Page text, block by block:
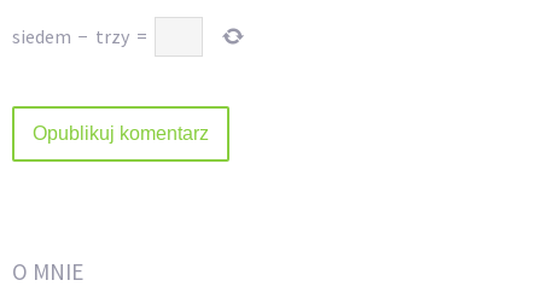
siedem − trzy =
O MNIE